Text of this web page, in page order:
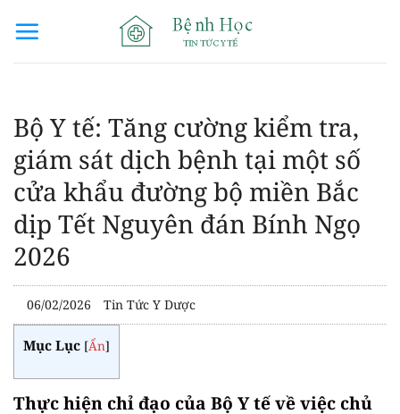
qua
Bộ Y tế: Tăng cường kiểm tra,
giám sát dịch bệnh tại một số
cửa khẩu đường bộ miền Bắc
dịp Tết Nguyên đán Bính Ngọ
2026
06/02/2026 Tin Tức Y Dược
Mục Lục [Ẩn]
Thực hiện chỉ đạo của Bộ Y tế về việc chủ